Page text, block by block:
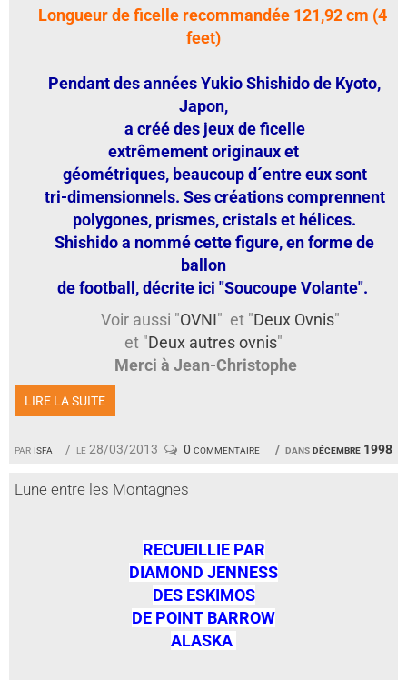
par isfa le 28/03/2013 dansdécembre 1998
0 commentaire
Longueur de ficelle recommandée 121,92 cm (4
feet)
Pendant des années Yukio Shishido de Kyoto,
Japon,
a créé des jeux de ficelle
extrêmementoriginaux et
géométriques, beaucoup d´entre eux sont
tri-dimensionnels. Ses créations comprennent
polygones, prismes, cristals et hélices.
Shishido a nommé cette figure, en forme de
ballon
de football, décrite ici "Soucoupe Volante".
Voir aussi "OVNI" et "Deux Ovnis"
et "Deux autres ovnis"
Merci à Jean-Christophe
LIRE LA SUITE
Lune entre les Montagnes
RECUEILLIE PAR
DIAMOND JENNESS
DES ESKIMOS
DE POINT BARROW
ALASKA